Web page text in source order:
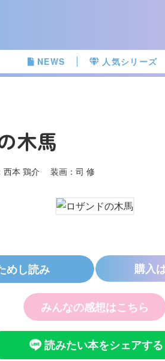
NEWS 人気シリーズ
木馬
西本 鶏介 装画：司 修
めし読み 購入
みんなの感想はこちら
読みたい本をシェアする
探偵チームＫＺ事件
ノート つぶやく